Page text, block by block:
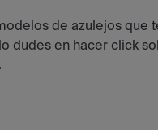
de azulejos que
dudes en hacer click